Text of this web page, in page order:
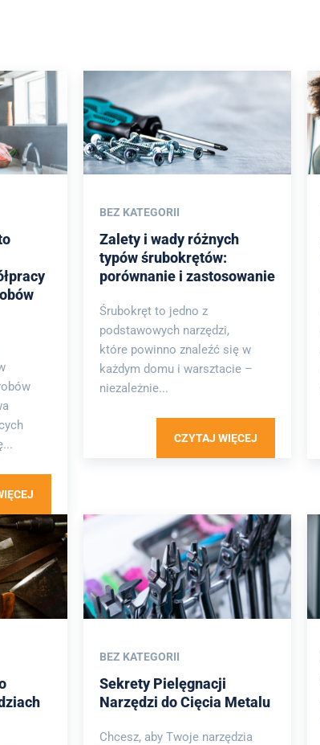
BEZ KATEGORII
Zalety i wady różnych
typów śrubokrętów:
porównanie i zastosowanie
Śrubokręt to jedno z
podstawowych narzędzi,
które powinno znaleźć się w
każdym domu i warsztacie –
niezależnie...
CZYTAJ WIĘCEJ
BEZ KATEGORII
Sekrety Pielęgnacji
Narzędzi do Cięcia Metalu
Chcesz, aby Twoje narzędzia